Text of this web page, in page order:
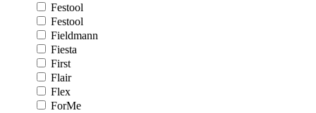
Festool
Festool
Fieldmann
Fiesta
First
Flair
Flex
ForMe